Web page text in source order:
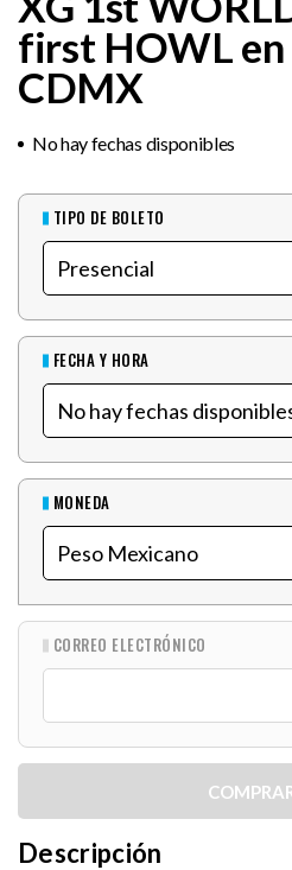
first HOWL en
CDMX
No hay fechas disponibles
TIPO DE BOLETO
FECHA Y HORA
MONEDA
CORREO ELECTRÓNICO
Descripción